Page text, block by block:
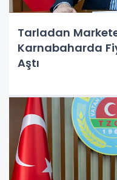
Tarladan
Karnabaharda
Aştı